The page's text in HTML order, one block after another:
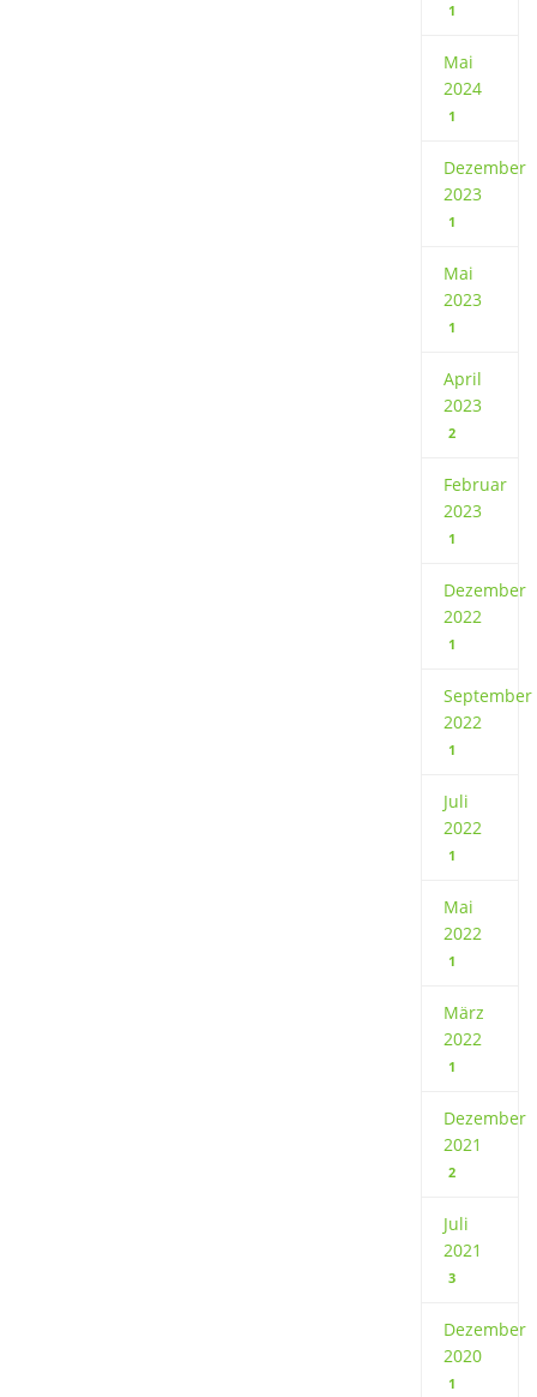
1
Mai
2024
1
Dezember
2023
1
Mai
2023
1
April
2023
2
Februar
2023
1
Dezember
2022
1
September
2022
1
Juli
2022
1
Mai
2022
1
März
2022
1
Dezember
2021
2
Juli
2021
3
Dezember
2020
1